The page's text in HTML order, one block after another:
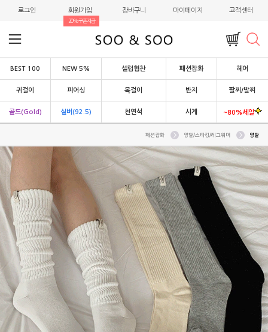
로그인 회원가입
20%쿠폰지급
장바구니 마이페이지 고객센터
BEST 100 NEW 5% 셀럽협찬 패션잡화 헤어
귀걸이 피어싱 목걸이 반지 팔찌/발찌
골드(Gold) 실버(92.5) 천연석 시계 ~80%세일
패션잡화 양말/스타킹/레그워머 양말